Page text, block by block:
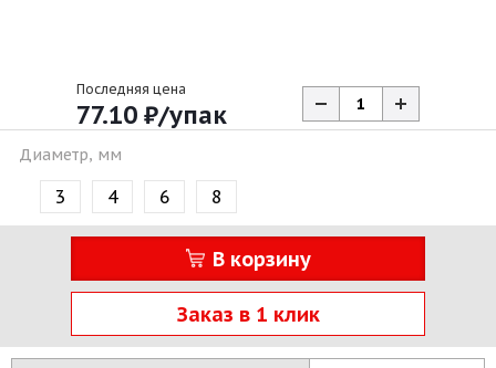
Последняя цена
77.10 ₽/упак
Диаметр, мм
3 4 6 8
В корзину
Заказ в 1 клик